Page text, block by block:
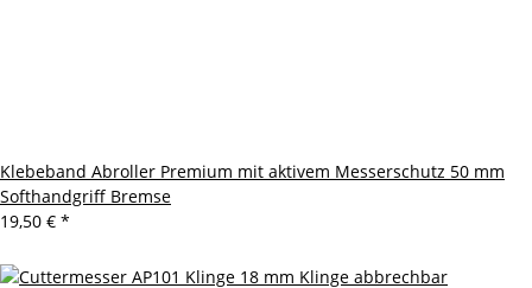
Klebeband Abroller Premium mit aktivem Messerschutz 50 mm
Softhandgriff Bremse
19,50 € *